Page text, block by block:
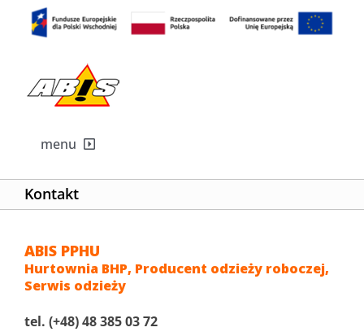
menu
Strona główna
Artykuły BHP
Odzieży robocza
Kontakt
ABIS PPHU
Hurtownia BHP, Producent odzieży roboczej,
Serwis odzieży
tel. (+48) 48 385 03 72